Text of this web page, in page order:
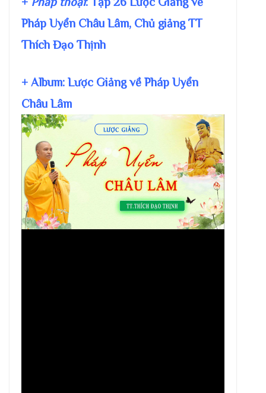
Pháp Uyển Châu Lâm, Chủ giảng TT
Thích Đạo Thịnh
+ Album: Lược Giảng về Pháp Uyển
Châu Lâm